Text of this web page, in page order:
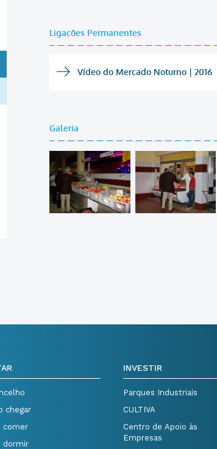
Ligações Permanentes
Vídeo do Mercado Noturno | 2016
Galeria
chegar
comer
dormir
INVESTIR
Parques Industriais
CULTIVA
Centro de Apoio às
Empresas